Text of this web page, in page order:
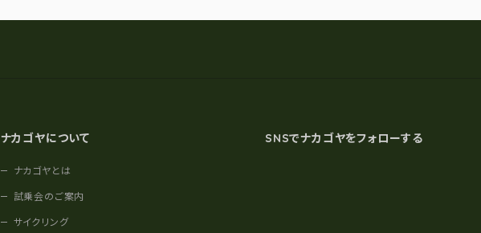
ナカゴヤについて
ナカゴヤとは
試乗会のご案内
サイクリング
SNSでナカゴヤをフォローする